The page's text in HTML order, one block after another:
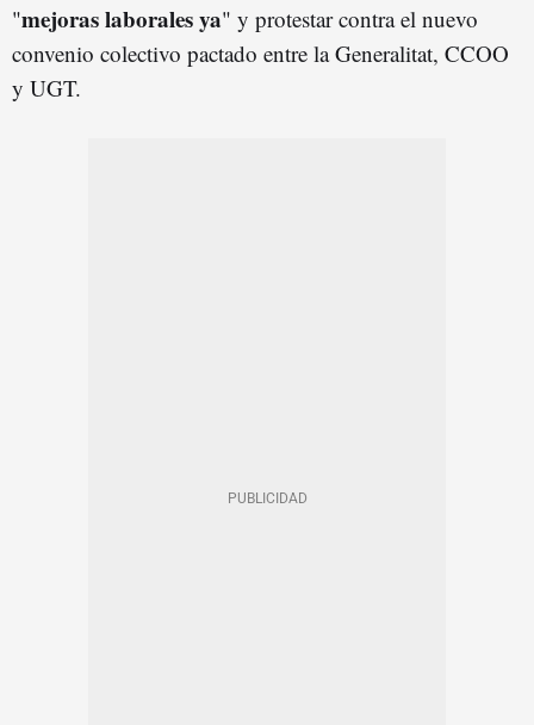
"mejoras laborales ya" y protestar contra el nuevo
convenio colectivo pactado entre la Generalitat, CCOO
y UGT.